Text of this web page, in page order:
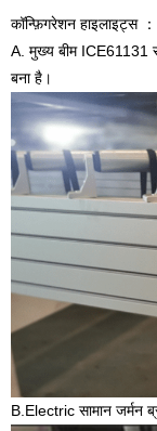
कॉन्फ़िगरेशन हाइलाइट्स ：
A. मुख्य बीम ICE61131
बना है।
B.Electric सामान जर्मन